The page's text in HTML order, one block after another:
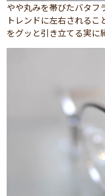
やや丸みを帯びたバタフ
トレンドに左右される
をグッと引き立てる実に